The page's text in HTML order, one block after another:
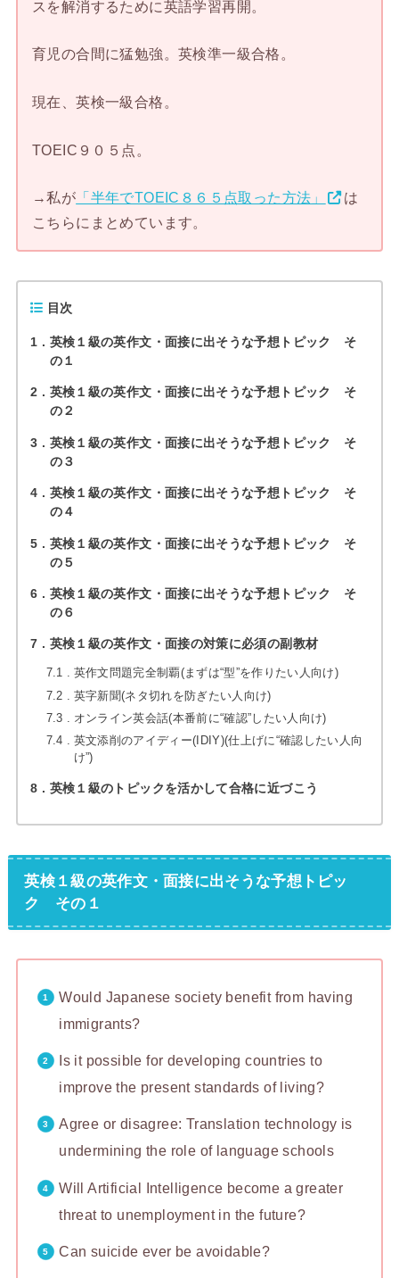
スを解消するために英語学習再開。
育児の合間に猛勉強。英検準一級合格。
現在、英検一級合格。
TOEIC９０５点。
→私が 「半年でTOEIC８６５点取った方法」
は
こちらにまとめています。
目次
1
英検１級の英作文・面接に出そうな予想トピック そ
の１
2
英検１級の英作文・面接に出そうな予想トピック そ
の２
3
英検１級の英作文・面接に出そうな予想トピック そ
の３
4
英検１級の英作文・面接に出そうな予想トピック そ
の４
5
英検１級の英作文・面接に出そうな予想トピック そ
の５
6
英検１級の英作文・面接に出そうな予想トピック そ
の６
7 英検１級の英作文・面接の対策に必須の副教材
7.1
英作文問題完全制覇(まずは“型”を作りたい人向け)
7.2
英字新聞(ネタ切れを防ぎたい人向け)
7.3
オンライン英会話(本番前に“確認”したい人向け)
7.4
英文添削のアイディー(IDIY)(仕上げに“確認したい人向
け”)
8 英検１級のトピックを活かして合格に近づこう
英検１級の英作文・面接に出そうな予想トピッ
ク その１
Would Japanese society benefit from having
immigrants?
Is it possible for developing countries to
improve the present standards of living?
Agree or disagree: Translation technology is
undermining the role of language schools
Will Artificial Intelligence become a greater
threat to unemployment in the future?
Can suicide ever be avoidable?